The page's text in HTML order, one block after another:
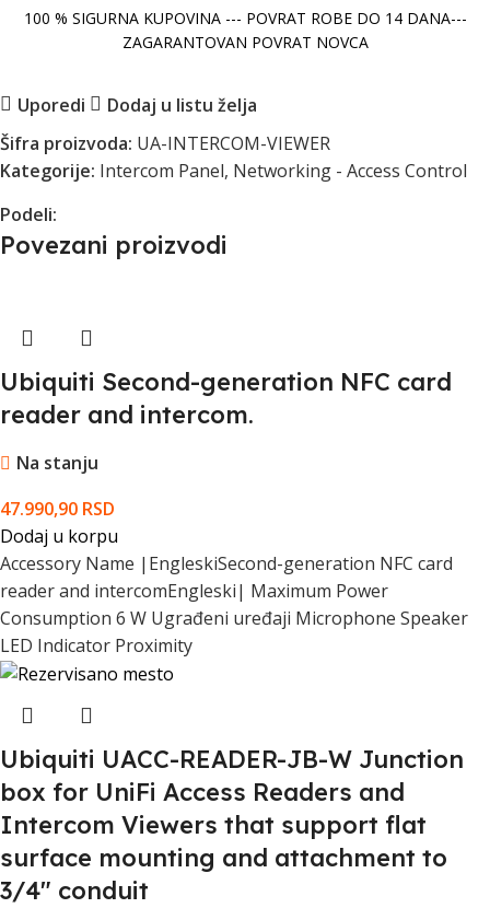
100 % SIGURNA KUPOVINA --- POVRAT ROBE DO 14 DANA---
ZAGARANTOVAN POVRAT NOVCA
Uporedi
Dodaj u listu želja
Šifra proizvoda: UA-INTERCOM-VIEWER
Kategorije: Intercom Panel, Networking - Access Control
Podeli:
Povezani proizvodi
Ubiquiti Second-generation NFC card
reader and intercom.
Na stanju
47.990,90 RSD
Dodaj u korpu
Accessory Name |EngleskiSecond-generation NFC card
reader and intercomEngleski| Maximum Power
Consumption 6 W Ugrađeni uređaji Microphone Speaker
LED Indicator Proximity
Ubiquiti UACC-READER-JB-W Junction
box for UniFi Access Readers and
Intercom Viewers that support flat
surface mounting and attachment to
3/4" conduit